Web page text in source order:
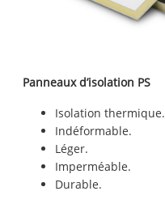
Panneaux d’isolation PS
Isolation thermique.
Indéformable.
Léger.
Imperméable.
Durable.